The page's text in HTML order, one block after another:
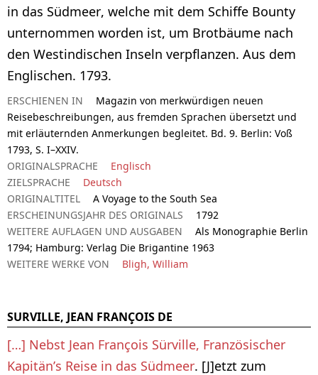
in das Südmeer, welche mit dem Schiffe Bounty
unternommen worden ist, um Brotbäume nach
den Westindischen Inseln verpflanzen. Aus dem
Englischen. 1793.
ERSCHIENEN IN
Magazin von merkwürdigen neuen
Reisebeschreibungen, aus fremden Sprachen übersetzt und
mit erläuternden Anmerkungen begleitet. Bd. 9. Berlin: Voß
1793, S. I–XXIV.
ORIGINALSPRACHE
Englisch
ZIELSPRACHE
Deutsch
ORIGINALTITEL
A Voyage to the South Sea
ERSCHEINUNGSJAHR DES ORIGINALS
1792
WEITERE AUFLAGEN UND AUSGABEN
Als Monographie Berlin
1794; Hamburg: Verlag Die Brigantine 1963
WEITERE WERKE VON
Bligh, William
SURVILLE, JEAN FRANÇOIS DE
[…] Nebst Jean François Sürville, Französischer
Kapitän’s Reise in das Südmeer. [J]etzt zum